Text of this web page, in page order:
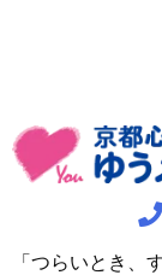
「つらいとき、